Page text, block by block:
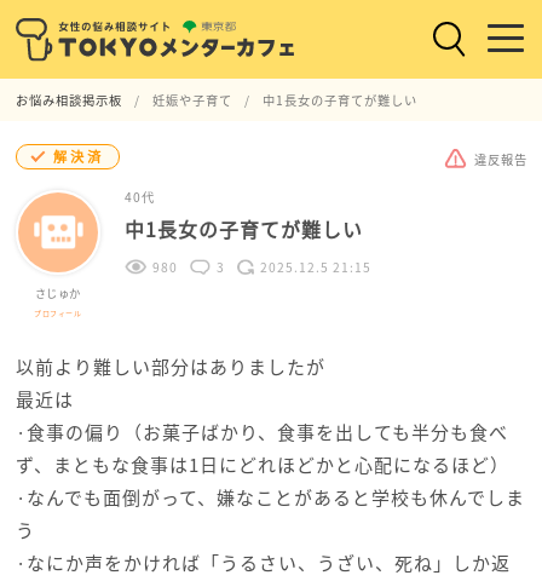
お悩み相談掲示板 妊娠や子育て 中1長女の子育てが難しい
解決済 違反報告
さじゅか
プロフィール
40代
中1長女の子育てが難しい
980 3 2025.12.5 21:15
以前より難しい部分はありましたが
最近は
·食事の偏り（お菓子ばかり、食事を出しても半分も食べ
ず、まともな食事は1日にどれほどかと心配になるほど）
·なんでも面倒がって、嫌なことがあると学校も休んでしま
う
·なにか声をかければ「うるさい、うざい、死ね」しか返